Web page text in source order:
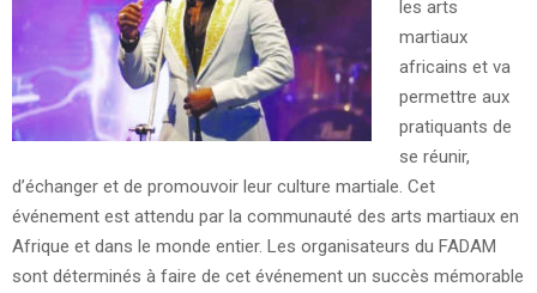
les arts
martiaux
africains et va
permettre aux
pratiquants de
se réunir,
d’échanger et de promouvoir leur culture martiale. Cet
événement est attendu par la communauté des arts martiaux en
Afrique et dans le monde entier. Les organisateurs du FADAM
sont déterminés à faire de cet événement un succès mémorable